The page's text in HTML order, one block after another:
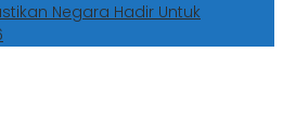
Negara Hadir Untuk